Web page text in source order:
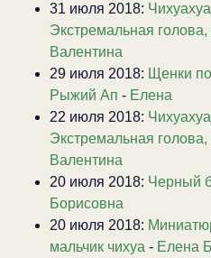
31 июля 2018:
Экстремальная
Валентина
29 июля 2018: Щенки
Рыжий Ап - Елена
22 июля 2018:
Экстремальная
Валентина
20 июля 2018: Черный
Борисовна
20 июля 2018:
мальчик чихуа - Елена